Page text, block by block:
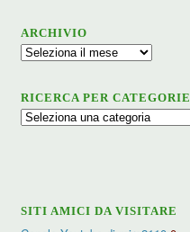
ARCHIVIO
Archivio
RICERCA PER CATEGORIE
Ricerca
SITI AMICI DA VISITARE